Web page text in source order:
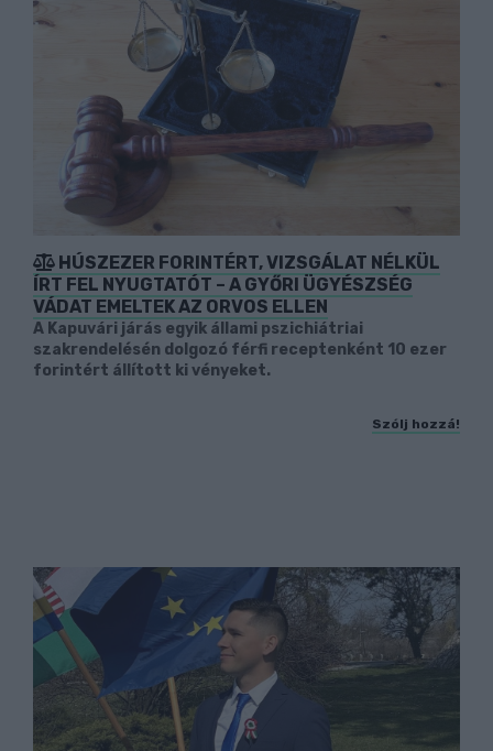
HÚSZEZER FORINTÉRT, VIZSGÁLAT NÉLKÜL
ÍRT FEL NYUGTATÓT – A GYŐRI ÜGYÉSZSÉG
VÁDAT EMELTEK AZ ORVOS ELLEN
A Kapuvári járás egyik állami pszichiátriai
szakrendelésén dolgozó férfi receptenként 10 ezer
forintért állított ki vényeket.
Szólj hozzá!